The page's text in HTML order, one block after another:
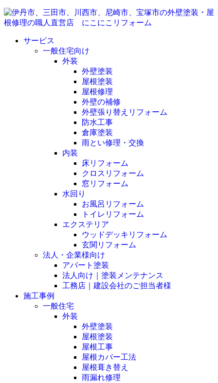
サービス
一般住宅向け
外装
外壁塗装
屋根塗装
屋根修理
外壁の補修
外壁張り替えリフォーム
防水工事
倉庫塗装
雨とい修理・交換
内装
床リフォーム
クロスリフォーム
窓リフォーム
水回り
お風呂リフォーム
トイレリフォーム
エクステリア
ウッドデッキリフォーム
玄関リフォーム
法人・企業様向け
アパート塗装
法人向け｜塗装メンテナンス
工務店｜建設会社のご担当者様
施工事例
一般住宅
外装
外壁塗装
屋根塗装
屋根工事
屋根カバー工法
屋根葺き替え
雨漏れ修理